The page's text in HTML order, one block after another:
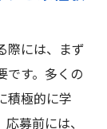
際には、まず
です。多くの
積極的に学
募前には、